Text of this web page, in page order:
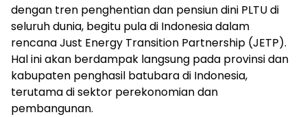
dengan tren penghentian dan pensiun dini PLTU di
seluruh dunia, begitu pula di Indonesia dalam
rencana Just Energy Transition Partnership (JETP).
Hal ini akan berdampak langsung pada provinsi dan
kabupaten penghasil batubara di Indonesia,
terutama di sektor perekonomian dan
pembangunan.